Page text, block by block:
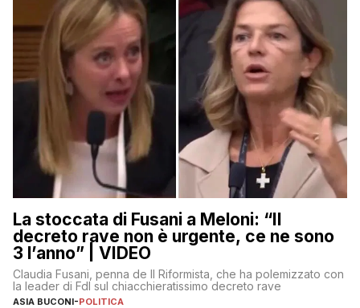
La stoccata di Fusani a Meloni: “Il
decreto rave non è urgente, ce ne sono
3 l’anno” | VIDEO
Claudia Fusani, penna de Il Riformista, che ha polemizzato con
la leader di FdI sul chiacchieratissimo decreto rave
ASIA BUCONI-POLITICA